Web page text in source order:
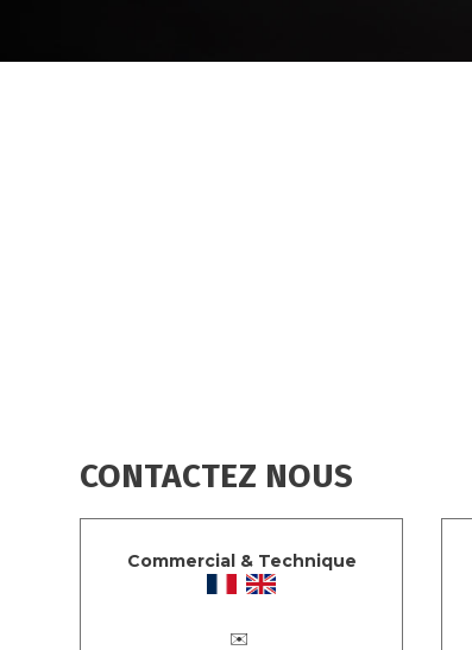
CONTACTEZ NOUS
Commercial & Technique
✉️